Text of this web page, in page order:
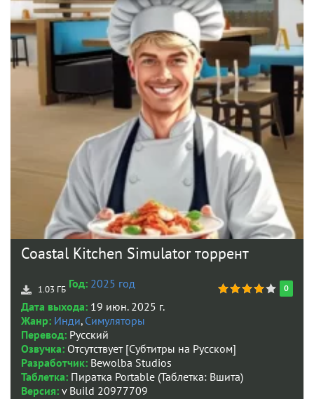
Coastal Kitchen Simulator торрент
0
1.03 ГБ Год: 2025 год
Дата выхода: 19 июн. 2025 г.
Жанр: Инди, Симуляторы
Перевод: Русский
Озвучка: Отсутствует [Субтитры на Русском]
Разработчик: Bewolba Studios
Таблетка: Пиратка Portable (Таблетка: Вшита)
Версия: v Build 20977709